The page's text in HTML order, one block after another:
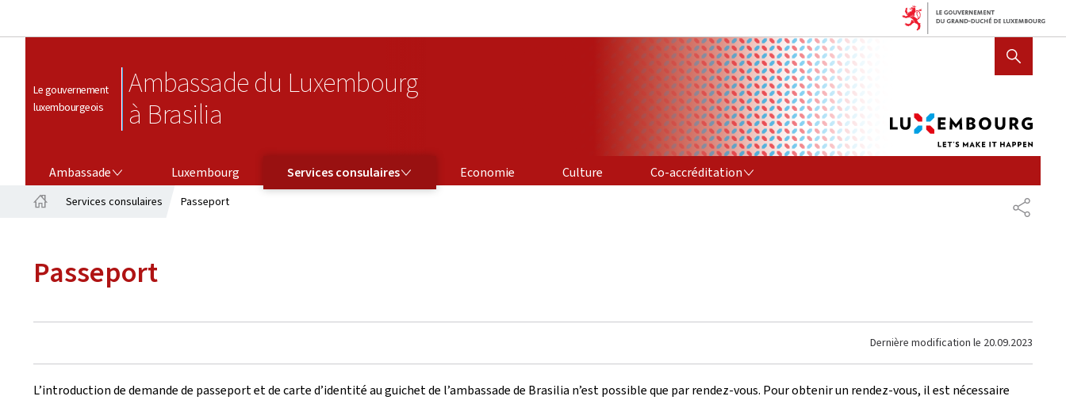
Le gouvernement
luxembourgeois
Ambassade du Luxembourg
à Brasilia
AFFICHER / MASQUER LA
Ambassade Luxembourg Services consulaires Economie Culture Co-accréditation
CO-ACCRÉDITATION
Services consulaires Passeport
Passeport
Dernière modification le 20.09.2023
L’introduction de demande de passeport et de carte d’identité au guichet de l’ambassade de Brasilia n’est possible que par rendez-vous. Pour obtenir un rendez-vous, il est nécessaire